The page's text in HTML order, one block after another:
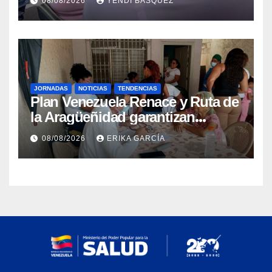
epidemiológica
JORNADAS NOTICIAS TENDENCIAS
Plan Venezuela Renace y Ruta de
la Aragüeñidad garantizan
atención médica integral en
Aragua
08/08/2026 ERIKA GARCÍA